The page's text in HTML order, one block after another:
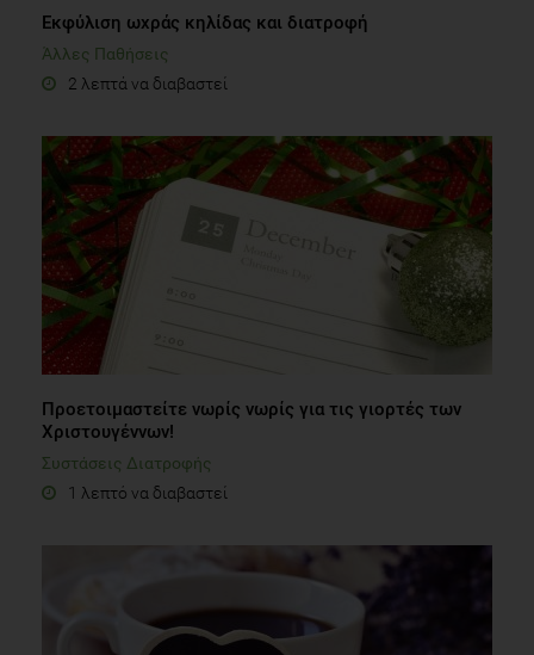
Εκφύλιση ωχράς κηλίδας και διατροφή
Άλλες Παθήσεις
2 λεπτά να διαβαστεί
Προετοιμαστείτε νωρίς νωρίς για τις γιορτές των
Χριστουγέννων!
Συστάσεις Διατροφής
1 λεπτό να διαβαστεί